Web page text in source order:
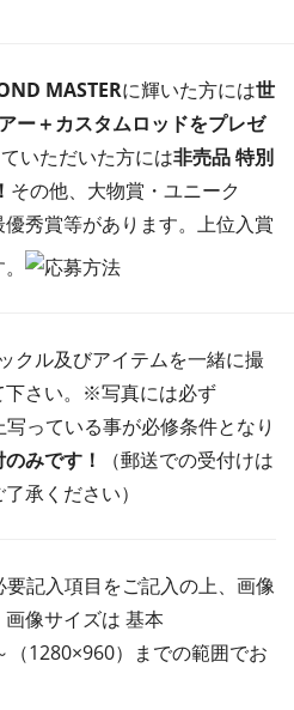
MASTERに輝いた方には世
ー＋カスタムロッドをプレゼ
いただいた方には非売品 特別
その他、大物賞・ユニーク
秀賞等があります。上位入賞
クル及びアイテムを一緒に撮
下さい。※写真には必ず
っている事が必修条件となり
のみです！
（郵送での受付けは
承ください）
記入項目をご記入の上、画像
像サイズは 基本
1280×960）までの範囲でお